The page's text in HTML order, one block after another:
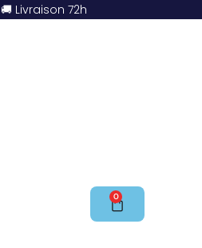
🚚 Livraison 72h
0